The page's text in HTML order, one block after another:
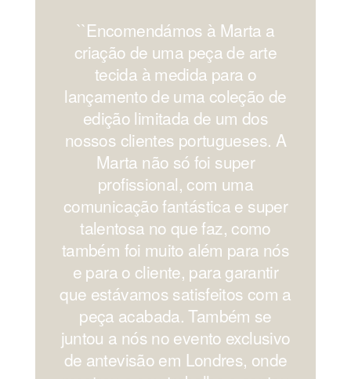
``Encomendámos à Marta a
criação de uma peça de arte
tecida à medida para o
lançamento de uma coleção de
edição limitada de um dos
nossos clientes portugueses. A
Marta não só foi super
profissional, com uma
comunicação fantástica e super
talentosa no que faz, como
também foi muito além para nós
e para o cliente, para garantir
que estávamos satisfeitos com a
peça acabada. Também se
juntou a nós no evento exclusivo
de antevisão em Londres, onde